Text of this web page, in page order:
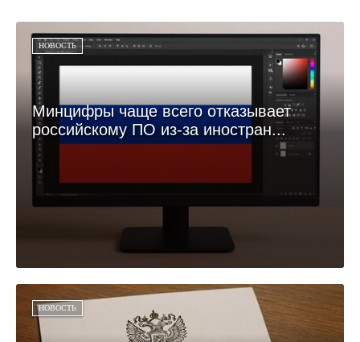
НОВОСТЬ
Минцифры чаще всего отказывает
российскому ПО из-за иностран...
НОВОСТЬ